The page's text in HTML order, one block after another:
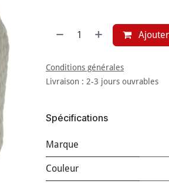
Conditions générales
Livraison : 2-3 jours ouvrables
Spécifications
Marque
Couleur